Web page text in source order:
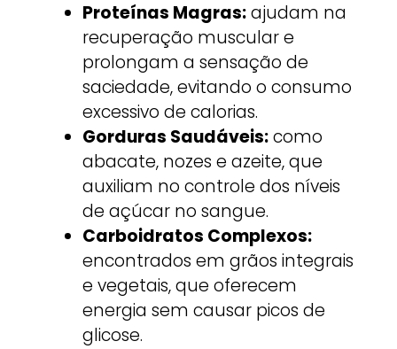
Proteínas Magras:ajudam na
recuperação muscular e
prolongam a sensação de
saciedade, evitando o consumo
excessivo de calorias.
Gorduras Saudáveis:como
abacate, nozes e azeite, que
auxiliam no controle dos níveis
de açúcar no sangue.
Carboidratos Complexos:
encontrados em grãos integrais
e vegetais, que oferecem
energia sem causar picos de
glicose.